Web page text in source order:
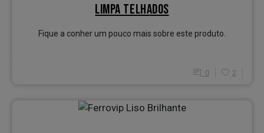
LIMPA TELHADOS
Fique a conher um pouco mais sobre este produto.
0 2